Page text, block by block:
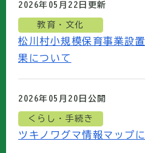
2026年05月22日 更新
教育・文化
松川村小規模保育事業設
果について
2026年05月20日 公開
くらし・手続き
ツキノワグマ情報マップ